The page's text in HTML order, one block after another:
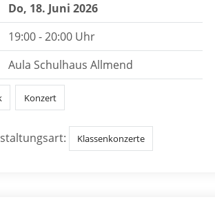
Do, 18. Juni 2026
19:00 - 20:00 Uhr
Aula Schulhaus Allmend
Konzert
Klassenkonzerte